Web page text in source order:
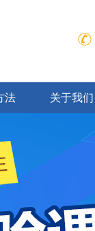
法 关于我们